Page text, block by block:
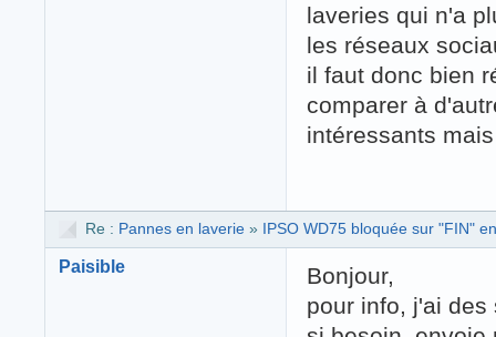
laveries qui n'a
les réseaux
il faut donc bien
comparer à
intéressants
Re : Pannes en laverie » IPSO WD75 bloquée sur "FIN"
Paisible
Bonjour,
pour info, j'ai